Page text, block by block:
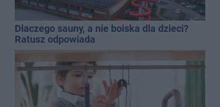
Dlaczego sauny, a nie boiska dla dzieci?
Ratusz odpowiada